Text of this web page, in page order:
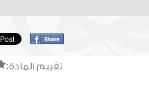
تقييم المادة: